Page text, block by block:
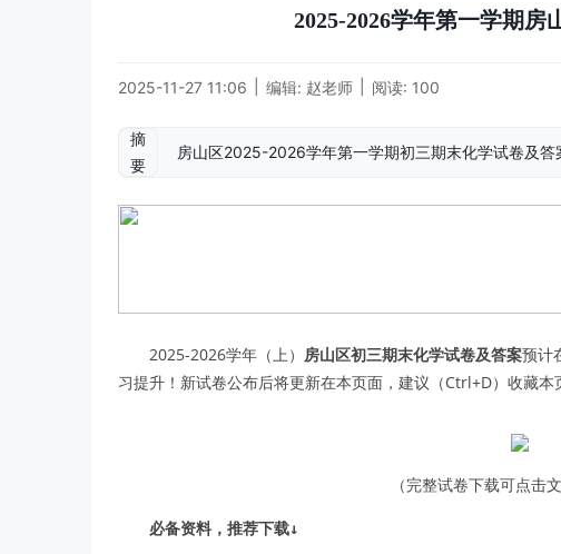
2025-2026学年第一学期房
2025-11-27 11:06 编辑: 赵老师 阅读: 100
摘
要
房山区2025-2026学年第一学期初三期末化学试卷及答
2025-2026学年（上） 房山区初三期末化学试卷及答案预计
习提升！新试卷公布后将更新在本页面，建议（Ctrl+D）收藏本
（完整试卷下载可点击
必备资料，推荐下载↓